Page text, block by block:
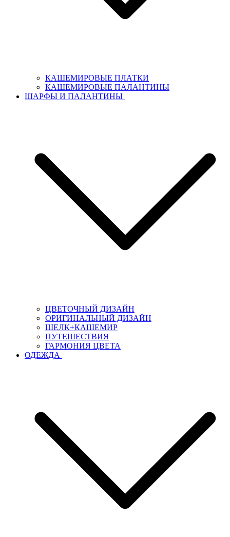
КАШЕМИРОВЫЕ ПЛАТКИ
КАШЕМИРОВЫЕ ПАЛАНТИНЫ
ШАРФЫ И ПАЛАНТИНЫ
ЦВЕТОЧНЫЙ ДИЗАЙН
ОРИГИНАЛЬНЫЙ ДИЗАЙН
ШЕЛК+КАШЕМИР
ПУТЕШЕСТВИЯ
ГАРМОНИЯ ЦВЕТА
ОДЕЖДА